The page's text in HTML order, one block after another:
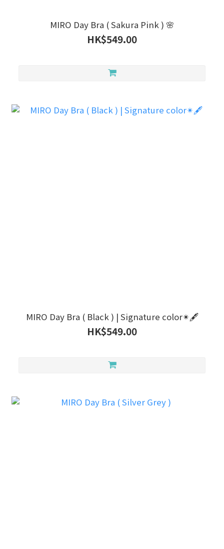
MIRO Day Bra ( Sakura Pink ) 🌸
HK$549.00
MIRO Day Bra ( Black ) | Signature color✴🖋
HK$549.00